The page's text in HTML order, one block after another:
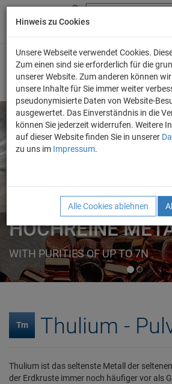
+49 (0) 69 986 4604 - 0
ELEMENTE
FORMEN
HOCHREINE
WITH PURITIES OF UP TO 7N
Tm Thulium -
Thulium ist das seltenste Metall der
der Erdkruste immer noch häufiger vor als
Hinweis zu Cookies
Unsere Webseite verwendet Cookies.
Zum einen sind sie erforderlich für die
unserer Website. Zum anderen können
unsere Inhalte für Sie immer weiter
pseudonymisierte Daten von Website-
ausgewertet. Das Einverständnis in die
können Sie jederzeit widerrufen. Weitere
auf dieser Website finden Sie in unserer
zu uns im Impressum.
Alle Cookies ablehnen